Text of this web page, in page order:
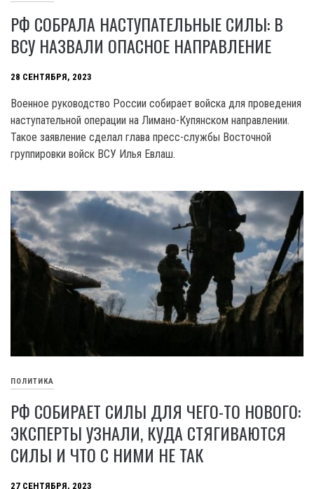
РФ СОБРАЛА НАСТУПАТЕЛЬНЫЕ СИЛЫ: В
ВСУ НАЗВАЛИ ОПАСНОЕ НАПРАВЛЕНИЕ
28 СЕНТЯБРЯ, 2023
Военное руководство России собирает войска для проведения
наступательной операции на Лимано-Купянском направлении.
Такое заявление сделал глава пресс-службы Восточной
группировки войск ВСУ Илья Евлаш.
ПОЛИТИКА
РФ СОБИРАЕТ СИЛЫ ДЛЯ ЧЕГО-ТО НОВОГО:
ЭКСПЕРТЫ УЗНАЛИ, КУДА СТЯГИВАЮТСЯ
СИЛЫ И ЧТО С НИМИ НЕ ТАК
27 СЕНТЯБРЯ, 2023